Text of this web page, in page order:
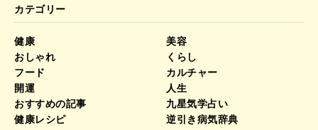
カテゴリー
健康
美容
おしゃれ
くらし
フード
カルチャー
開運
人生
おすすめの記事
九星気学占い
健康レシピ
逆引き病気辞典